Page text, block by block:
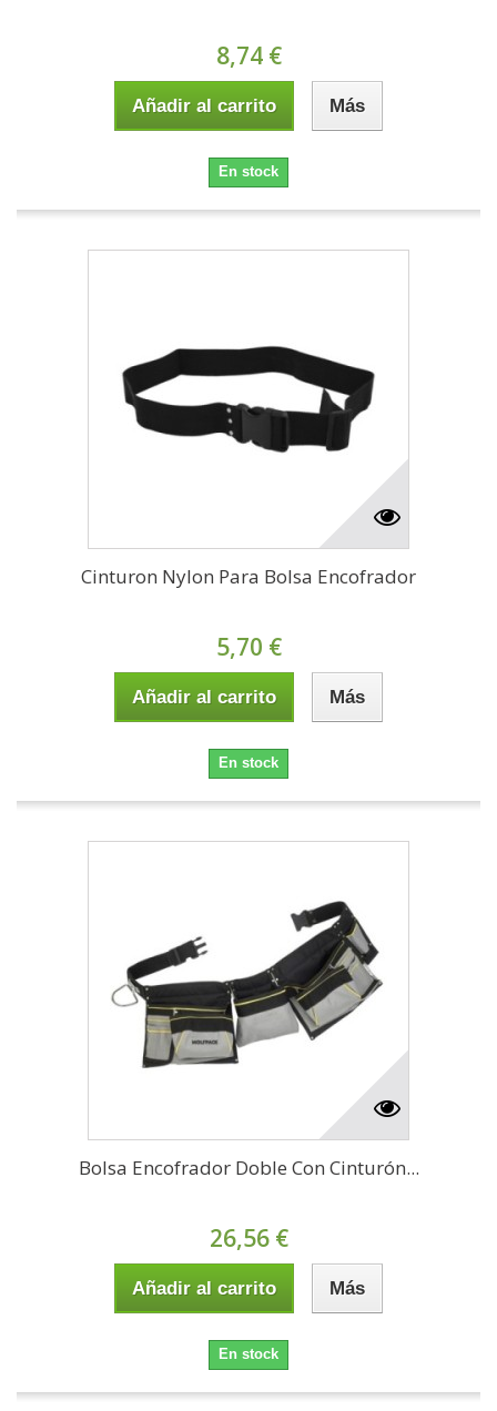
8,74 €
Añadir al carrito Más
En stock
Cinturon Nylon Para Bolsa Encofrador
5,70 €
Añadir al carrito Más
En stock
Bolsa Encofrador Doble Con Cinturón...
26,56 €
Añadir al carrito Más
En stock